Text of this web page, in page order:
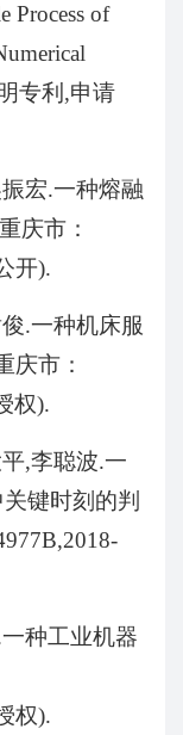
Process of
专利 ,申请
宏.一种熔融
重庆市：
开).
.一种机床服
庆市：
权).
,李聪波.一
键时刻的判
一种工业机器
权).